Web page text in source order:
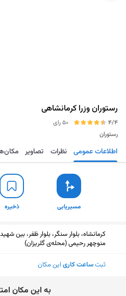
رستوران وزرا کرمانشاهی
4/4
50 رای
رستوران
مسیریابی ذخیره اطلاعات عمومی نظرات تصاویر
مسیریابی ذخیره
کرمانشاه، بلوار سنگر، بلوار ظفر، بین
منوچهر رحیمی (محله‌ی گلریزان)
ثبتساعت کاری این مکان
ﺑﻪ اﯾﻦ ﻣﮑﺎن